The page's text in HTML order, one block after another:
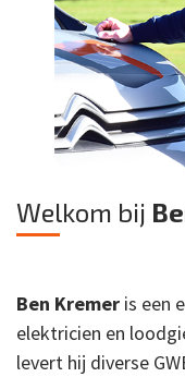
Welkom bij
Ben Kremer is een
elektricien en
levert hij diverse